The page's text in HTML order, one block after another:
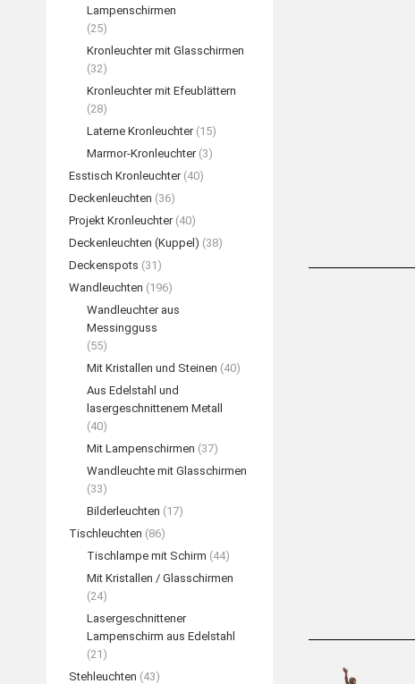
Lampenschirmen
(25)
Kronleuchter mit Glasschirmen
(32)
Kronleuchter mit Efeublättern
(28)
Laterne Kronleuchter (15)
Marmor-Kronleuchter (3)
Esstisch Kronleuchter (40)
Deckenleuchten (36)
Projekt Kronleuchter (40)
Deckenleuchten (Kuppel) (38)
Deckenspots (31)
Wandleuchten (196)
Wandleuchter aus
Messingguss
(55)
Mit Kristallen und Steinen (40)
Aus Edelstahl und
lasergeschnittenem Metall
(40)
Mit Lampenschirmen (37)
Wandleuchte mit Glasschirmen
(33)
Bilderleuchten (17)
Tischleuchten (86)
Tischlampe mit Schirm (44)
Mit Kristallen / Glasschirmen
(24)
Lasergeschnittener
Lampenschirm aus Edelstahl
(21)
Stehleuchten (43)